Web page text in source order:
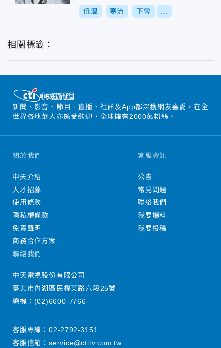
低溫 寒流 下雪
相關標籤：
新聞、影音、節目、直播、社群及App都深獲網友喜愛，在全
世界各地華人亦頗受歡迎，全球擁有2000萬粉絲。
關於我們
中天介紹
人才招募
使用條款
隱私權條款
免責聲明
商務合作方案
客服資訊
公告
常見問題
聯絡我們
我要爆料
我要投稿
聯絡我們
中天電視股份有限公司
臺北市內湖區民權東路六段25號
總機：(02)6600-7766
客服專線： 02-2792-3151
客服信箱： service@ctitv.com.tw